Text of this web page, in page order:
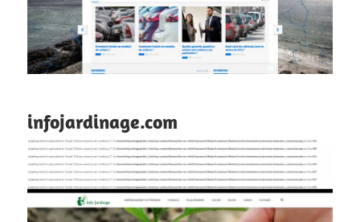
infojardinage.com